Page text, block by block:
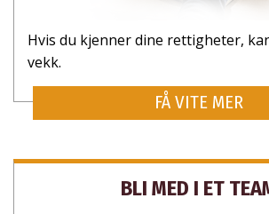
Hvis du kjenner dine rettigheter,
vekk.
FÅ VITE MER
BLI MED I ET